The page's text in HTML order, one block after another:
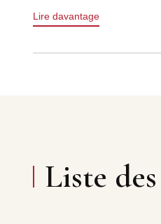
Lire davantage
Liste